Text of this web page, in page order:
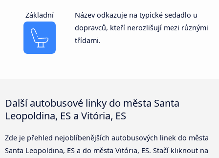
Základní
Název odkazuje na typické sedadlo u
dopravců, kteří nerozlišují mezi různými
třídami.
Další autobusové linky do města Santa
Leopoldina, ES a Vitória, ES
Zde je přehled nejoblíbenějších autobusových linek do města
Santa Leopoldina, ES a do města Vitória, ES. Stačí kliknout na